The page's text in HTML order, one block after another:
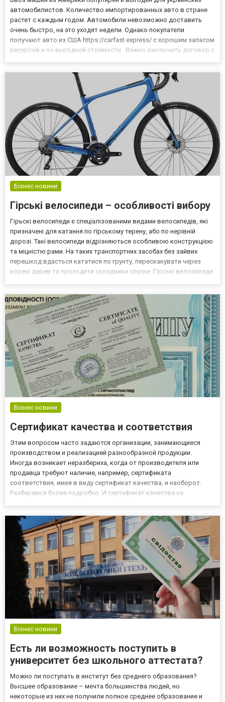
автомобилистов. Количество импортированных авто в стране
растет с каждым годом. Автомобили невозможно доставить
очень быстро, на это уходят недели. Однако покупатели
получают авто из США https://carfast.express/ с хорошим запасом
ресурсов и по выгодной стоимости. Важно заключить договор с
Бізнес новини
Гірські велосипеди – особливості вибору
Гірьскі велосипеди є спеціалізованими видами велосипедів, які
призначені для катання по гірському терену, або по нерівній
дорозі. Такі велосипеди відрізняються особливою конструкцією
та міцністю рами. На таких транспортних засобах без зайвих
перешкод вдасться кататися по грунту, перескакувати через
корені дерев та проходити складники спуски. Гірські велосипеди
Бізнес новини
Сертификат качества и соответствия
Этим вопросом часто задаются организации, занимающиеся
производством и реализацией разнообразной продукции.
Иногда возникает неразбериха, когда от производителя или
продавца требуют наличие, например, сертификата
соответствия, имея в виду сертификат качества, и наоборот.
Разберемся более подробно. И сертификат качества на
нормативного документа....
Бізнес новини
Есть ли возможность поступить в
университет без школьного аттестата?
Можно ли поступать в институт без среднего образования?
Высшее образование – мечта большинства людей, но
некоторые из них не получили полное среднее образование и